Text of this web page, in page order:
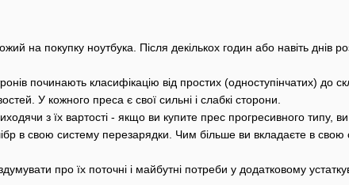
на покупку ноутбука. Після декількох годин або навіть днів
починають класифікацію від простих (одноступінчатих) до
У кожного преса є свої сильні і слабкі сторони.
з їх вартості - якщо ви купите прес прогресивного типу,
в свою систему перезарядки. Чим більше ви вкладаєте в свою
про їх поточні і майбутні потреби у додатковому